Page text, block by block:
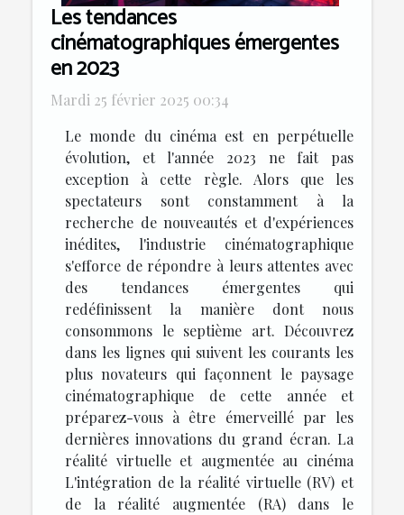
Les tendances
cinématographiques émergentes
en 2023
Mardi 25 février 2025 00:34
Le monde du cinéma est en perpétuelle
évolution, et l'année 2023 ne fait pas
exception à cette règle. Alors que les
spectateurs sont constamment à la
recherche de nouveautés et d'expériences
inédites, l'industrie cinématographique
s'efforce de répondre à leurs attentes avec
des tendances émergentes qui
redéfinissent la manière dont nous
consommons le septième art. Découvrez
dans les lignes qui suivent les courants les
plus novateurs qui façonnent le paysage
cinématographique de cette année et
préparez-vous à être émerveillé par les
dernières innovations du grand écran. La
réalité virtuelle et augmentée au cinéma
L'intégration de la réalité virtuelle (RV) et
de la réalité augmentée (RA) dans le